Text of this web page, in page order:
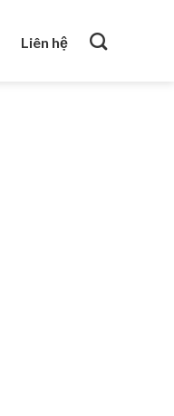
Liên hệ